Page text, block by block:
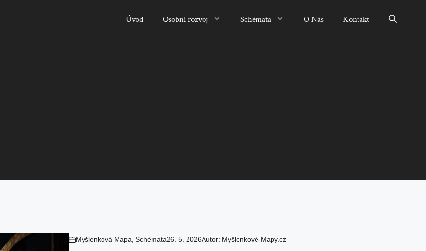
Úvod Osobní rozvoj Schémata O Nás Kontakt
Myšlenková Mapa, Schémata26. 5. 2026Autor: Myšlenkové-Mapy.cz